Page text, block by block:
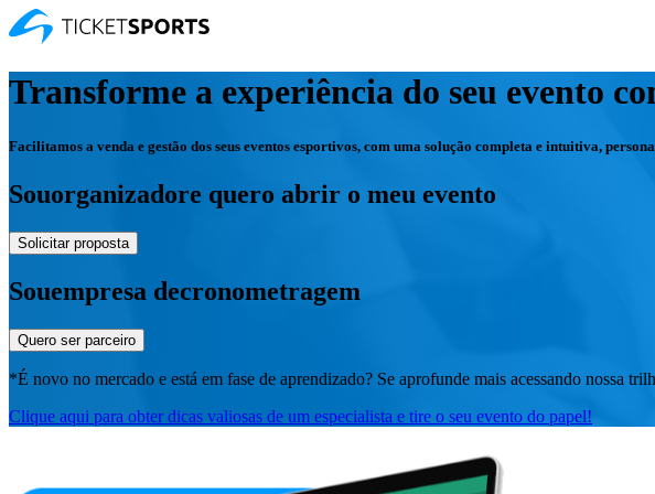
Transforme a experiência do seu evento
Facilitamos a venda e gestão dos seus eventos esportivos, com uma solução completa e intuitiva,
Souorganizadore quero abrir o meu evento
Solicitar proposta
Souempresa decronometragem
Quero ser parceiro
*É novo no mercado e está em fase de aprendizado? Se aprofunde mais acessando nossa
Clique aqui para obter dicas valiosas de um especialista e tire o seu evento do papel!